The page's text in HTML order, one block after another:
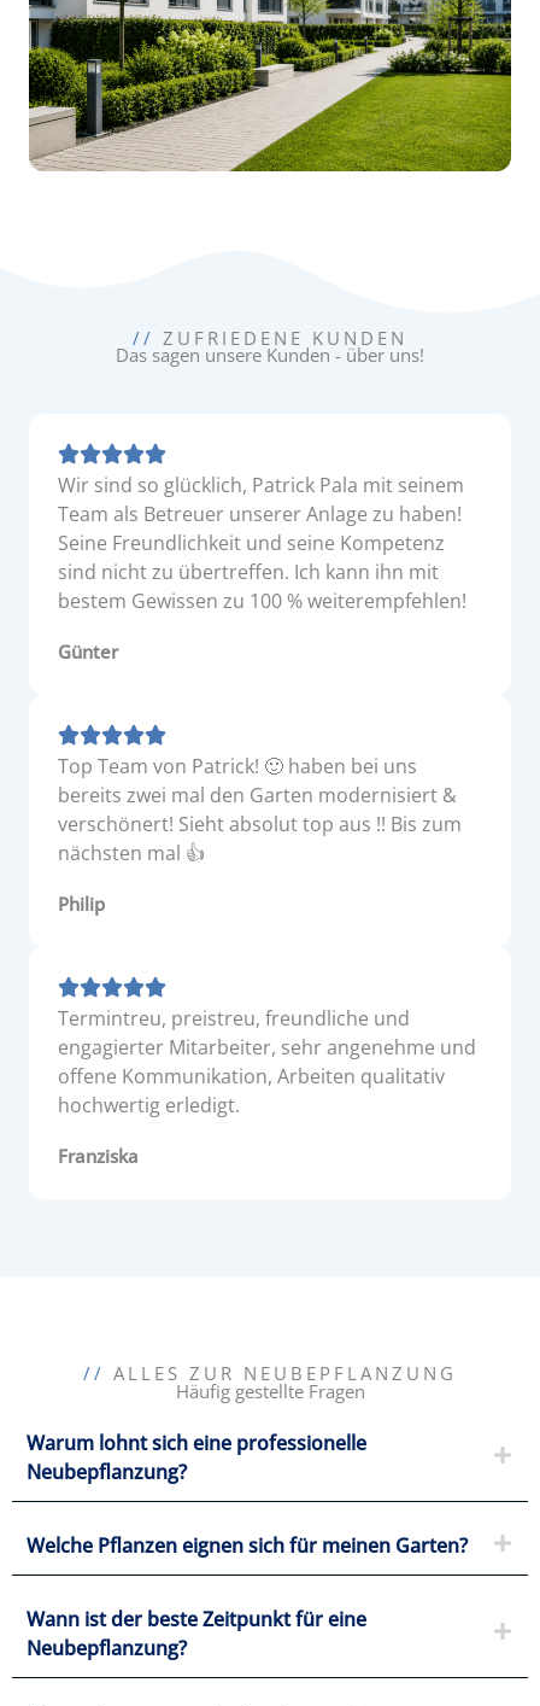
// ZUFRIEDENE KUNDEN
Das sagen unsere Kunden - über uns!
Wir sind so glücklich, Patrick Pala mit seinem
Team als Betreuer unserer Anlage zu haben!
Seine Freundlichkeit und seine Kompetenz
sind nicht zu übertreffen. Ich kann ihn mit
bestem Gewissen zu 100 % weiterempfehlen!
Günter
Top Team von Patrick! 🙂 haben bei uns
bereits zwei mal den Garten modernisiert &
verschönert! Sieht absolut top aus !! Bis zum
nächsten mal 👍
Philip
Termintreu, preistreu, freundliche und
engagierter Mitarbeiter, sehr angenehme und
offene Kommunikation, Arbeiten qualitativ
hochwertig erledigt.
Franziska
// ALLES ZUR NEUBEPFLANZUNG
Häufig gestellte Fragen
Warum lohnt sich eine professionelle
Neubepflanzung?
Welche Pflanzen eignen sich für meinen Garten?
Wann ist der beste Zeitpunkt für eine
Neubepflanzung?